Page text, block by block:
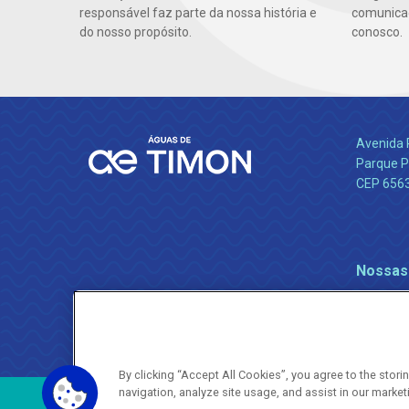
responsável faz parte da nossa história e
do nosso propósito.
conosco.
Avenida
Parque
CEP
By clicking “Accept All Cookies”, you agree to the
navigation, analyze site usage, and assist in our